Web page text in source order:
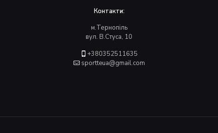
Контакти:
м.Тернопіль
вул. В.Стуса, 10
+380352511635
sportteua@gmail.com